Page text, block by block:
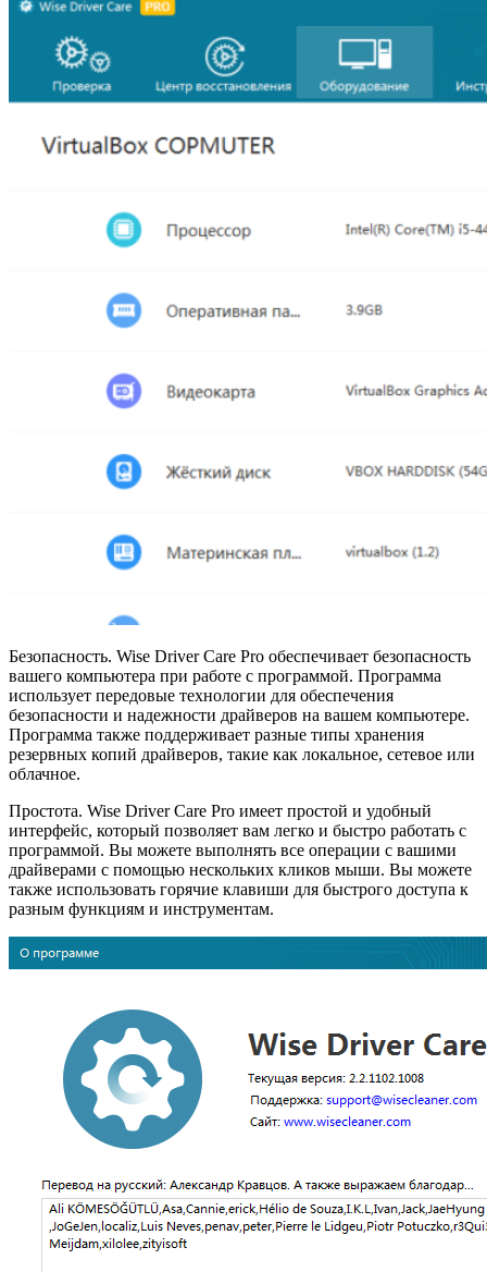
Безопасность. Wise Driver Care Pro обеспечивает безопасность
вашего компьютера при работе с программой. Программа
использует передовые технологии для обеспечения
безопасности и надежности драйверов на вашем компьютере.
Программа также поддерживает разные типы хранения
резервных копий драйверов, такие как локальное, сетевое или
облачное.
Простота. Wise Driver Care Pro имеет простой и удобный
интерфейс, который позволяет вам легко и быстро работать с
программой. Вы можете выполнять все операции с вашими
драйверами с помощью нескольких кликов мыши. Вы можете
также использовать горячие клавиши для быстрого доступа к
разным функциям и инструментам.